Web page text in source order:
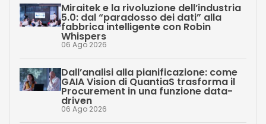
Miraitek e la rivoluzione dell’industria
5.0: dal “paradosso dei dati” alla
fabbrica intelligente con Robin
Whispers
06 Ago 2026
Dall’analisi alla pianificazione: come
GAIA Vision di QuantiaS trasforma il
Procurement in una funzione data-
driven
06 Ago 2026